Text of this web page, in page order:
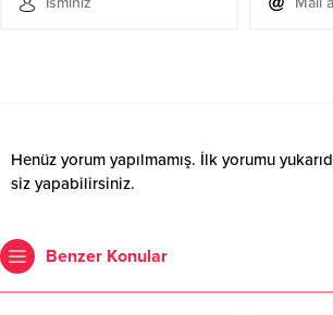
Henüz yorum yapılmamış. İlk yorumu
siz yapabilirsiniz.
Benzer Konular